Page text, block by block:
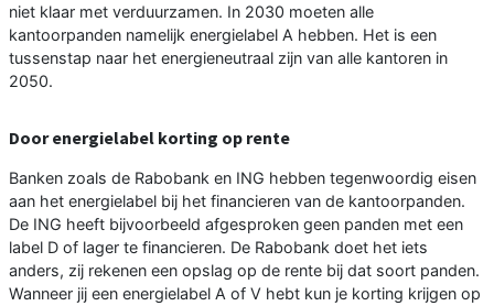
niet klaar met verduurzamen. In 2030 moeten alle
kantoorpanden namelijk energielabel A hebben. Het is een
tussenstap naar het energieneutraal zijn van alle kantoren in
2050.
Door energielabel korting op rente
Banken zoals de Rabobank en ING hebben tegenwoordig eisen
aan het energielabel bij het financieren van de kantoorpanden.
De ING heeft bijvoorbeeld afgesproken geen panden met een
label D of lager te financieren. De Rabobank doet het iets
anders, zij rekenen een opslag op de rente bij dat soort panden.
Wanneer jij een energielabel A of V hebt kun je korting krijgen op